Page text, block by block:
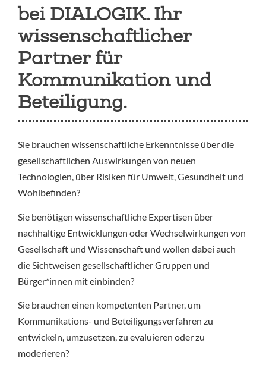
bei DIALOGIK. Ihr
wissenschaftlicher
Partner für
Kommunikation und
Beteiligung.
Sie brauchen wissenschaftliche Erkenntnisse über die
gesellschaftlichen Auswirkungen von neuen
Technologien, über Risiken für Umwelt, Gesundheit und
Wohlbefinden?
Sie benötigen wissenschaftliche Expertisen über
nachhaltige Entwicklungen oder Wechselwirkungen von
Gesellschaft und Wissenschaft und wollen dabei auch
die Sichtweisen gesellschaftlicher Gruppen und
Bürger*innen mit einbinden?
Sie brauchen einen kompetenten Partner, um
Kommunikations- und Beteiligungsverfahren zu
entwickeln, umzusetzen, zu evaluieren oder zu
moderieren?